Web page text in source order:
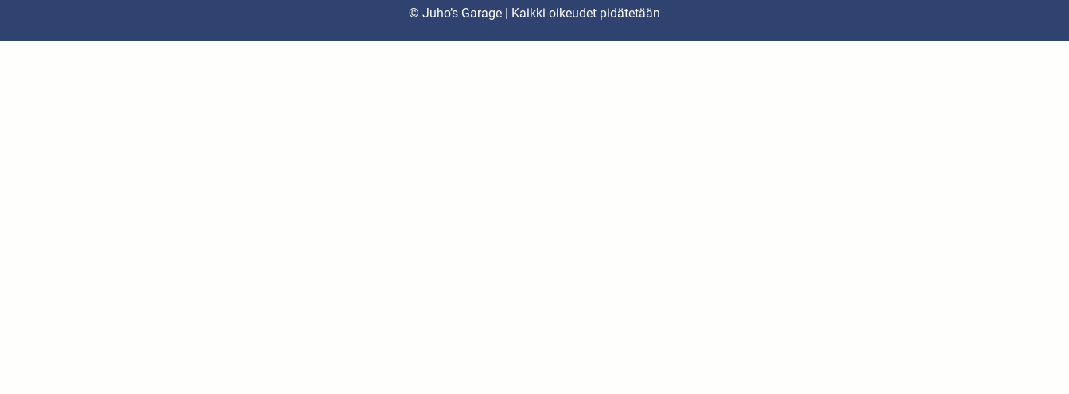
© Juho’s Garage | Kaikki oikeudet pidätetään